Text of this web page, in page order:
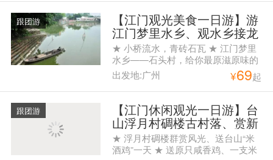
跟团游 【江门观光美食一日游】游
江门梦里水乡、观水乡接龙
桥、访院士陈垣故居一日游
★ 小桥流水，青砖石瓦 ★ 江门梦里
水乡——石头村，给你最原滋原味的
古村情怀 ★ 赠送生猛大闸蟹10只，
约1两/只，农家鸡蛋10只，营养面一
箱
出发地:广州 ¥69起
跟团游 【江门休闲观光一日游】台
山浮月村碉楼古村落、赏新
宁火车头+田园风光一日游
★ 浮月村碉楼群赏风光、送台山“米
酒鸡”一天 ★ 送原只咸香鸡、一支米